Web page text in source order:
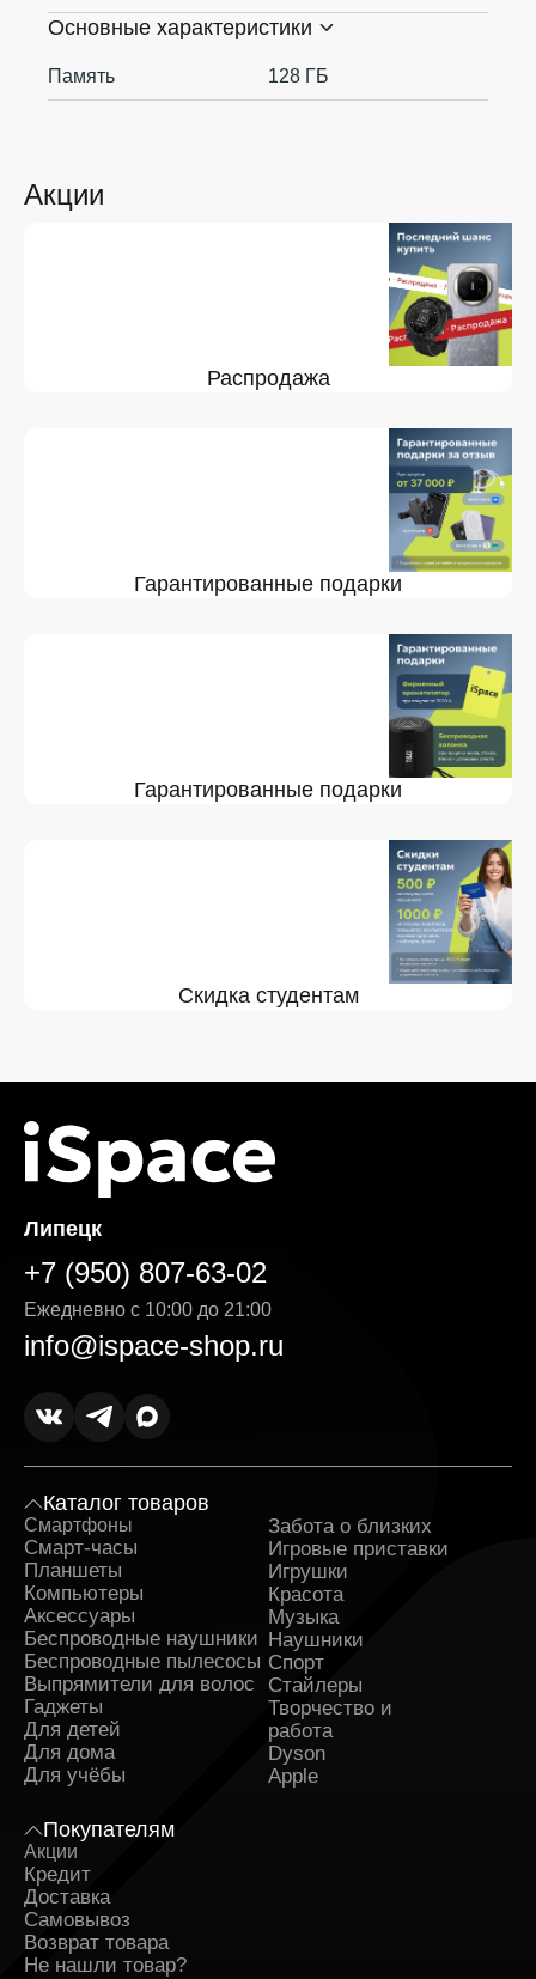
Акции
Распродажа
Гарантированные подарки
Гарантированные подарки
Скидка студентам
Основные характеристики
Память 128 ГБ
Липецк
+7 (950) 807-63-02
Ежедневно с 10:00 до 21:00
info@ispace-shop.ru
Каталог товаров
Смартфоны
Смарт-часы
Планшеты
Компьютеры
Аксессуары
Беспроводные наушники
Беспроводные пылесосы
Выпрямители для волос
Гаджеты
Для детей
Для дома
Для учёбы
Забота о близких
Игровые приставки
Игрушки
Красота
Музыка
Наушники
Спорт
Стайлеры
Творчество и
работа
Dyson
Apple
Покупателям
Акции
Кредит
Доставка
Самовывоз
Возврат товара
Не нашли товар?